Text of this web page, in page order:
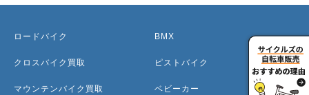
ロードバイク
クロスバイク買取
マウンテンバイク買取
BMX
ピストバイク
ベビーカー